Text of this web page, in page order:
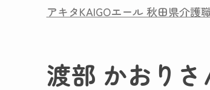
アキタKAIGOエール 秋田県介護
渡部 かおりさ